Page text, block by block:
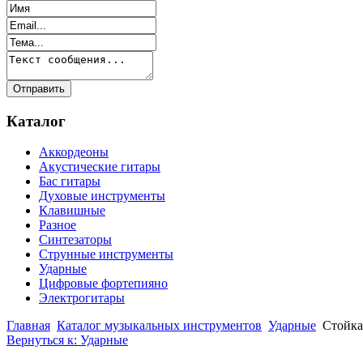
Каталог
Аккордеоны
Акустические гитары
Бас гитары
Духовые инструменты
Клавишные
Разное
Синтезаторы
Струнные инструменты
Ударные
Цифровые фортепияно
Электрогитары
Главная Каталог музыкальных инструментов Ударные
Вернуться к: Ударные